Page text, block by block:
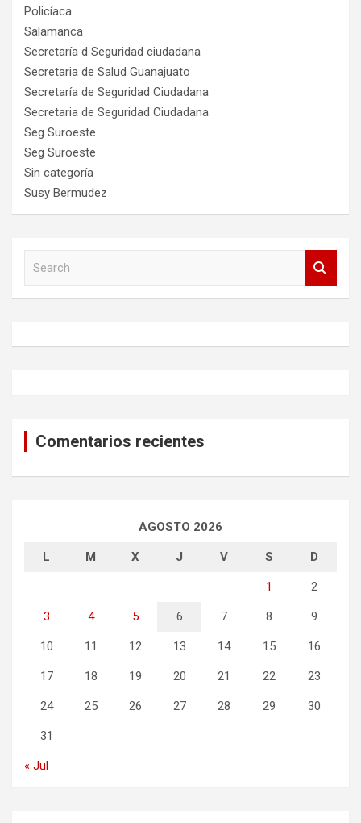
Policíaca
Salamanca
Secretaría d Seguridad ciudadana
Secretaria de Salud Guanajuato
Secretaría de Seguridad Ciudadana
Secretaria de Seguridad Ciudadana
Seg Suroeste
Seg Suroeste
Sin categoría
Susy Bermudez
h
Comentarios recientes
AGOSTO 2026
L M X J V S D
1 2
3 4 5 6 7 8 9
10 11 12 13 14 15 16
17 18 19 20 21 22 23
24 25 26 27 28 29 30
31
« Jul